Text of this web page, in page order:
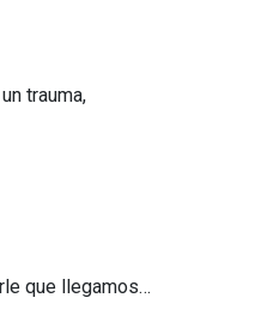
trauma,
que llegamos…